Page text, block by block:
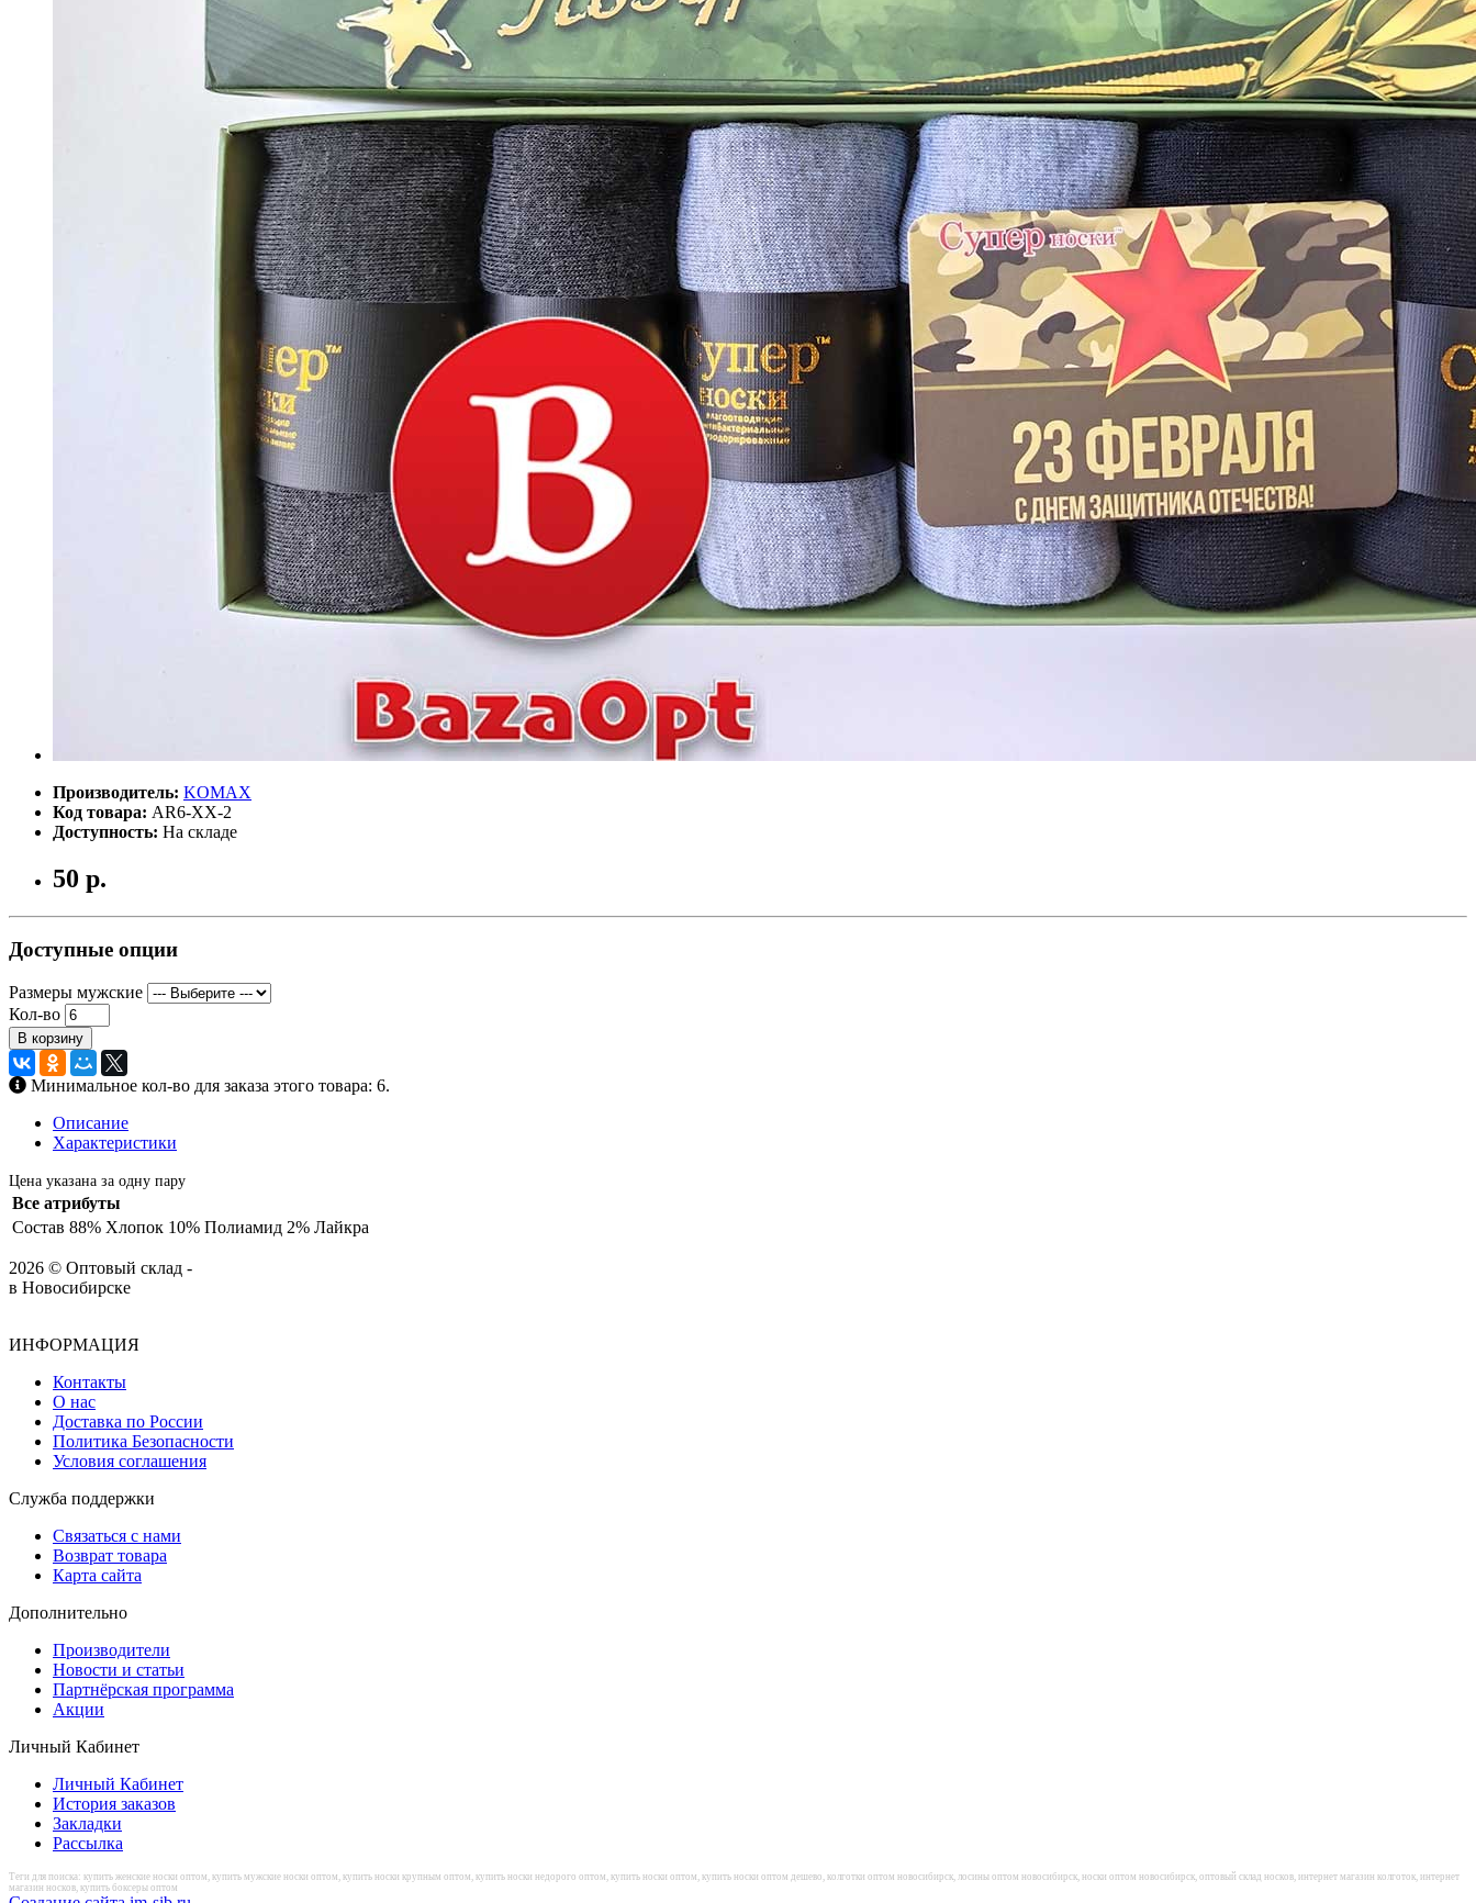
Производитель: KOMAX
Код товара: AR6-XX-2
Доступность: На складе
50 р.
Доступные опции
Размеры мужские
Кол-во
В корзину
Минимальное кол-во для заказа этого товара: 6.
Описание
Характеристики
Цена указана за одну пару
Все атрибуты
Состав 88% Хлопок 10% Полиамид 2% Лайкра
2026 © Оптовый склад -
в Новосибирске
ИНФОРМАЦИЯ
Контакты
О нас
Доставка по России
Политика Безопасности
Условия соглашения
Служба поддержки
Связаться с нами
Возврат товара
Карта сайта
Дополнительно
Производители
Новости и статьи
Партнёрская программа
Акции
Личный Кабинет
Личный Кабинет
История заказов
Закладки
Рассылка
Теги для поиска: купить женские носки оптом, купить мужские носки оптом, купить носки крупным оптом, купить носки недорого оптом, купить носки оптом, купить носки оптом дешево, колготки оптом новосибирск, лосины оптом новосибирск, носки оптом новосибирск, оптовый склад носков, интернет магазин колготок, интернет
магазин носков, купить боксеры оптом